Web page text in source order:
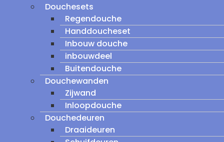
Douchesets
Regendouche
Handdoucheset
Inbouw douche
inbouwdeel
Buitendouche
Douchewanden
Zijwand
Inloopdouche
Douchedeuren
Draaideuren